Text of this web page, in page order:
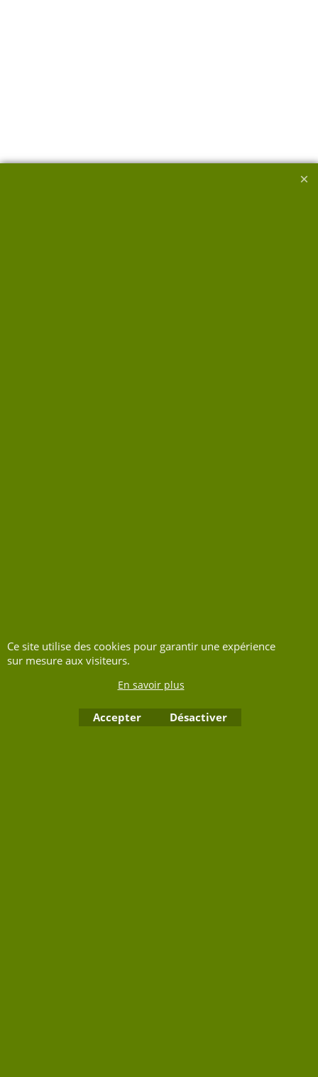
Ce site utilise des cookies pour garantir une expérience
sur mesure aux visiteurs.
En savoir plus
Accepter Désactiver